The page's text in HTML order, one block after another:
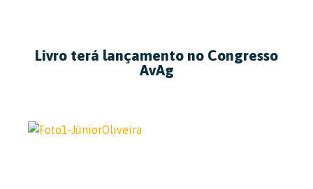
Livro terá lançamento no Congresso
AvAg